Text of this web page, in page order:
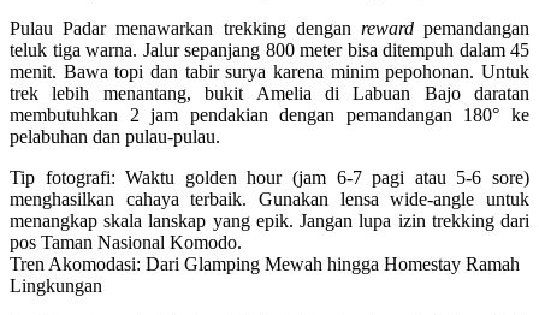
Pulau Padar menawarkan trekking dengan rewardpemandangan
teluk tiga warna. Jalur sepanjang 800 meter bisa ditempuh dalam 45
menit. Bawa topi dan tabir surya karena minim pepohonan. Untuk
trek lebih menantang, bukit Amelia di Labuan Bajo daratan
membutuhkan 2 jam pendakian dengan pemandangan 180° ke
pelabuhan dan pulau-pulau.
Tip fotografi: Waktu golden hour (jam 6-7 pagi atau 5-6 sore)
menghasilkan cahaya terbaik. Gunakan lensa wide-angle untuk
menangkap skala lanskap yang epik. Jangan lupa izin trekking dari
pos Taman Nasional Komodo.
Tren Akomodasi: Dari Glamping Mewah hingga Homestay Ramah
Lingkungan